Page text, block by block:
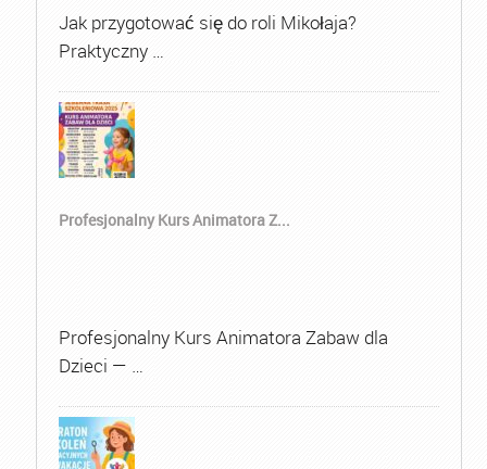
Jak przygotować się do roli Mikołaja?
Praktyczny …
Profesjonalny Kurs Animatora Z...
Profesjonalny Kurs Animatora Zabaw dla
Dzieci — …